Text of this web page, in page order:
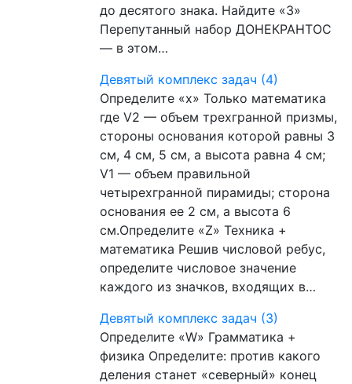
до десятого знака. Найдите «3»
Перепутанный набор ДОНЕКРАНТОС
— в этом…
Девятый комплекс задач (4)
Определите «х» Только математика
где V2 — объем трехгранной призмы,
стороны основания которой равны 3
см, 4 см, 5 см, а высота равна 4 см;
V1 — объем правильной
четырехгранной пирамиды; сторона
основания ее 2 см, а высота 6
см.Определите «Z» Техника +
математика Решив числовой ребус,
определите числовое значение
каждого из значков, входящих в…
Девятый комплекс задач (3)
Определите «W» Грамматика +
физика Определите: против какого
деления станет «северный» конец